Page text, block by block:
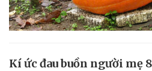
Kí ức đau buồn người mẹ